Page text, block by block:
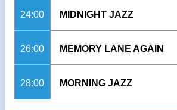
24:00 MIDNIGHT JAZZ
26:00 MEMORY LANE AGAIN
28:00 MORNING JAZZ